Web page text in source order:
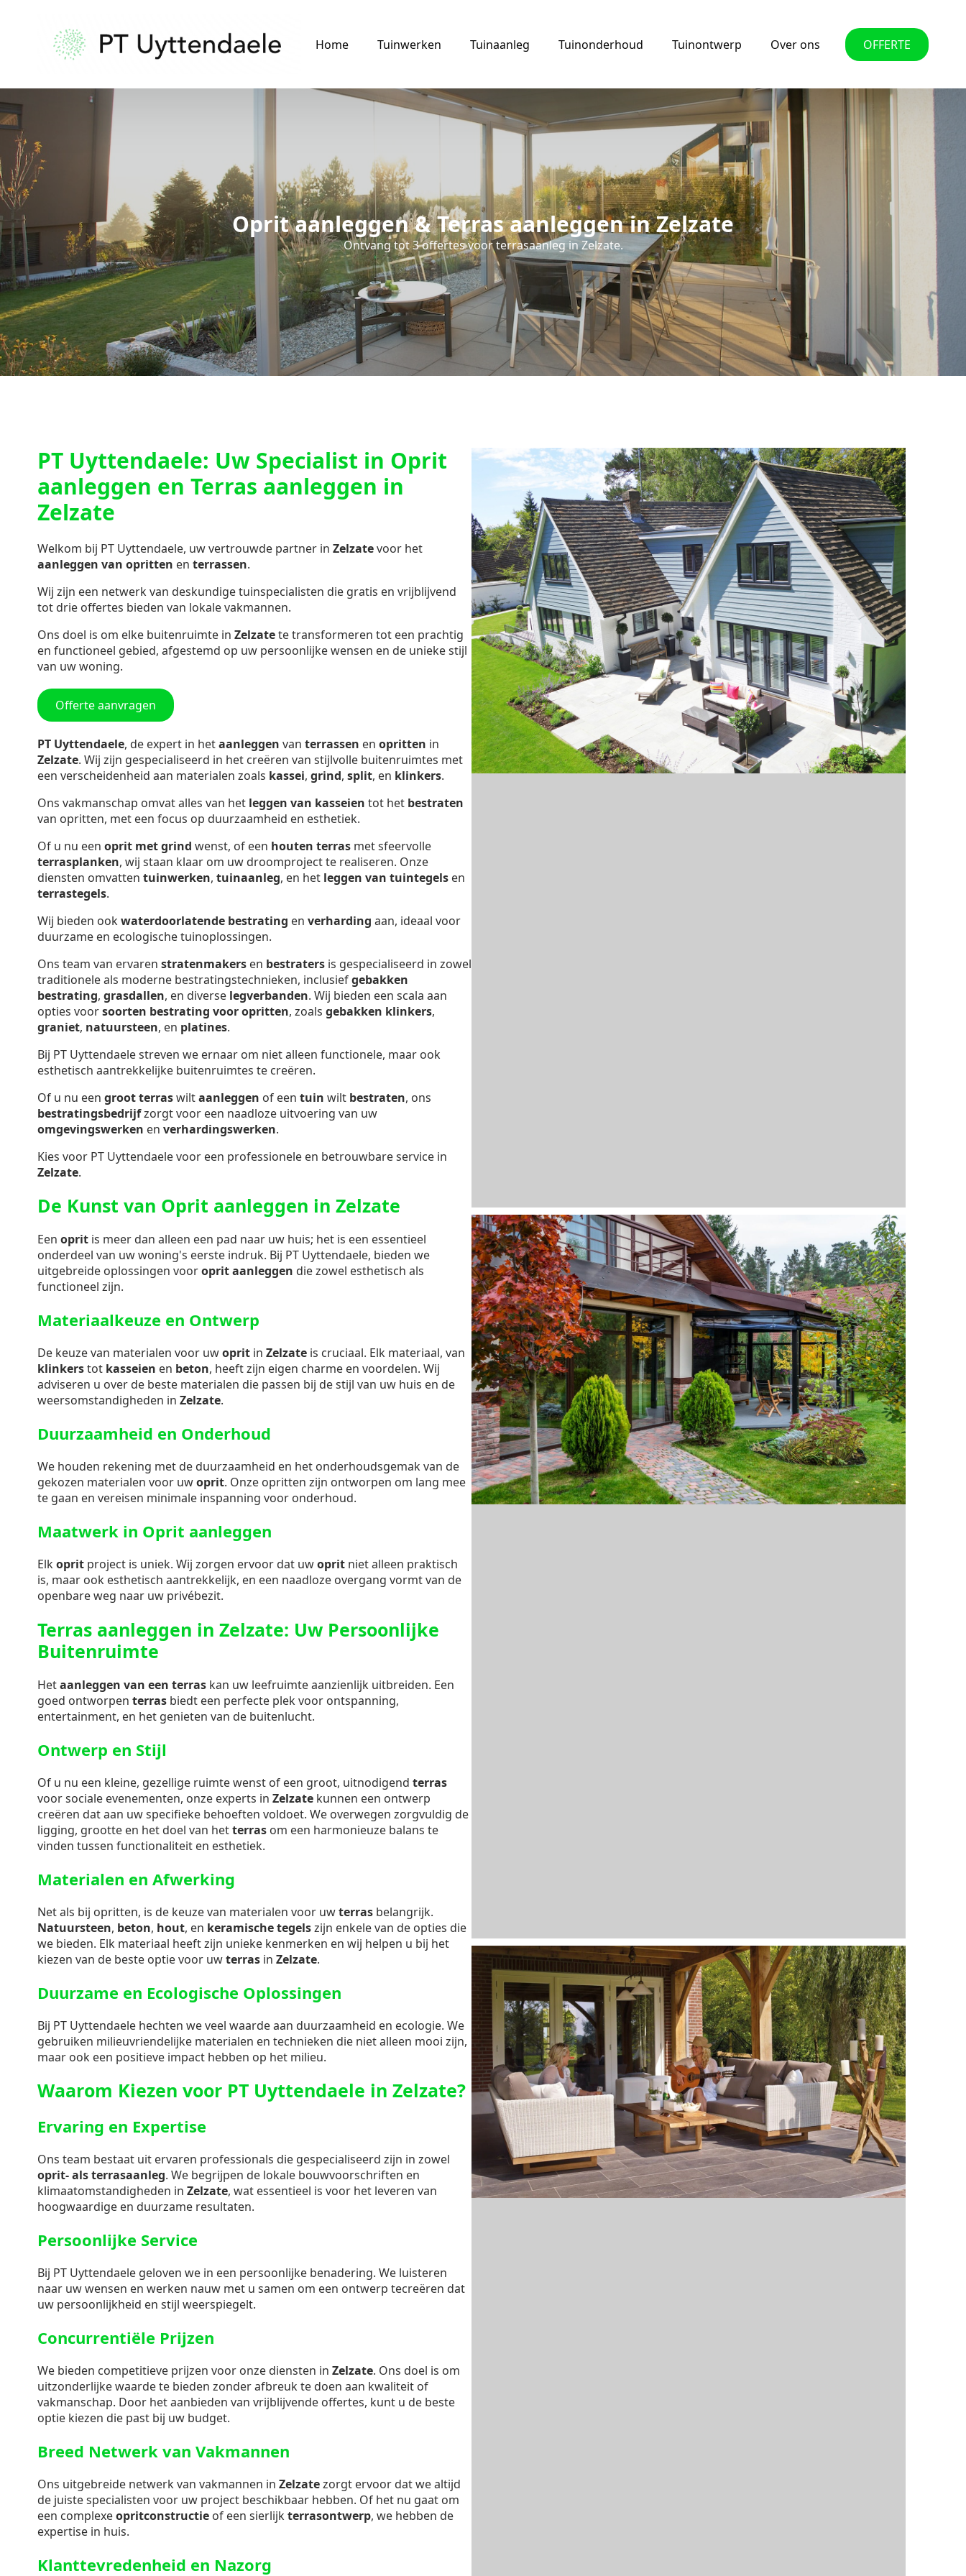
Home Tuinwerken Tuinaanleg Tuinonderhoud Tuinontwerp Over ons OFFERTE
Oprit aanleggen & Terras aanleggen in Zelzate
Ontvang tot 3 offertes voor terrasaanleg in Zelzate.
PT Uyttendaele: Uw Specialist in Oprit
aanleggen en Terras aanleggen in
Zelzate
Welkom bij PT Uyttendaele, uw vertrouwde partner in Zelzatevoor het
aanleggen van opritten en terrassen.
Wij zijn een netwerk van deskundige tuinspecialisten die gratis en vrijblijvend
tot drie offertes bieden van lokale vakmannen.
Ons doel is om elke buitenruimte in Zelzatete transformeren tot een prachtig
en functioneel gebied, afgestemd op uw persoonlijke wensen en de unieke stijl
van uw woning.
Offerte aanvragen
PT Uyttendaele, de expert in hetaanleggen van terrassen en opritten in
Zelzate. Wij zijn gespecialiseerd in het creëren van stijlvolle buitenruimtes met
een verscheidenheid aan materialen zoals kassei, grind, split, en klinkers.
Ons vakmanschap omvat alles van het leggen van kasseien tot het bestraten
van opritten, met een focus op duurzaamheid en esthetiek.
Of u nu een oprit met grind wenst, of een houten terras met sfeervolle
terrasplanken, wij staan klaar om uw droomproject te realiseren. Onze
diensten omvatten tuinwerken, tuinaanleg, en het leggen van tuintegels en
terrastegels.
Wij bieden ookwaterdoorlatende bestrating en verharding aan, ideaal voor
duurzame en ecologische tuinoplossingen.
Ons team van ervaren stratenmakers en bestraters is gespecialiseerd in zowel
traditionele als moderne bestratingstechnieken, inclusiefgebakken
bestrating, grasdallen, en diverse legverbanden. Wij bieden een scala aan
opties voorsoorten bestrating voor opritten, zoals gebakken klinkers,
graniet, natuursteen, en platines.
Bij PT Uyttendaele streven we ernaar om niet alleen functionele, maar ook
esthetisch aantrekkelijke buitenruimtes te creëren.
Of u nu een groot terraswiltaanleggen of een tuin wilt bestraten, ons
bestratingsbedrijfzorgt voor een naadloze uitvoering van uw
omgevingswerken en verhardingswerken.
Kies voor PT Uyttendaele voor een professionele en betrouwbare service in
Zelzate.
De Kunst van Oprit aanleggen in Zelzate
Een oprit is meer dan alleen een pad naar uw huis; het is een essentieel
onderdeel van uw woning's eerste indruk. Bij PT Uyttendaele, bieden we
uitgebreide oplossingen vooroprit aanleggen die zowel esthetisch als
functioneel zijn.
Materiaalkeuze en Ontwerp
De keuze van materialen voor uwoprit in Zelzate is cruciaal. Elk materiaal, van
klinkerstot kasseien en beton, heeft zijn eigen charme en voordelen. Wij
adviseren u over de beste materialen die passen bij de stijl van uw huis en de
weersomstandigheden in Zelzate.
Duurzaamheid en Onderhoud
We houden rekening met de duurzaamheid en het onderhoudsgemak van de
gekozen materialen voor uwoprit. Onze opritten zijn ontworpen om lang mee
te gaan en vereisen minimale inspanning voor onderhoud.
Maatwerk in Oprit aanleggen
Elkoprit project is uniek. Wij zorgen ervoor dat uwoprit niet alleen praktisch
is, maar ook esthetisch aantrekkelijk, en een naadloze overgang vormt van de
openbare weg naar uw privébezit.
Terras aanleggen in Zelzate: Uw Persoonlijke
Buitenruimte
Hetaanleggen van een terras kan uw leefruimte aanzienlijk uitbreiden. Een
goed ontworpen terras biedt een perfecte plek voor ontspanning,
entertainment, en het genieten van de buitenlucht.
Ontwerp en Stijl
Of u nu een kleine, gezellige ruimte wenst of een groot, uitnodigend terras
voor sociale evenementen, onze experts in Zelzate kunnen een ontwerp
creëren dat aan uw specifieke behoeften voldoet. We overwegen zorgvuldig de
ligging, grootte en het doel van hetterras om een harmonieuze balans te
vinden tussen functionaliteit en esthetiek.
Materialen en Afwerking
Net als bij opritten, is de keuze van materialen voor uwterras belangrijk.
Natuursteen, beton, hout, en keramische tegelszijn enkele van de opties die
we bieden. Elk materiaal heeft zijn unieke kenmerken en wij helpen u bij het
kiezen van de beste optie voor uwterras in Zelzate.
Duurzame en Ecologische Oplossingen
Bij PT Uyttendaele hechten we veel waarde aan duurzaamheid en ecologie. We
gebruiken milieuvriendelijke materialen en technieken die niet alleen mooi zijn,
maar ook een positieve impact hebben op het milieu.
Waarom Kiezen voor PT Uyttendaele in Zelzate?
Ervaring en Expertise
Ons team bestaat uit ervaren professionals die gespecialiseerd zijn in zowel
oprit- als terrasaanleg. We begrijpen de lokale bouwvoorschriften en
klimaatomstandigheden in Zelzate, wat essentieel is voor het leveren van
hoogwaardige en duurzame resultaten.
Persoonlijke Service
Bij PT Uyttendaele geloven we in een persoonlijke benadering. We luisteren
naar uw wensen en werken nauw met u samen om een ontwerp tecreëren dat
uw persoonlijkheid en stijl weerspiegelt.
Concurrentiële Prijzen
We bieden competitieve prijzen voor onze diensten in Zelzate. Ons doel is om
uitzonderlijke waarde te bieden zonder afbreuk te doen aan kwaliteit of
vakmanschap. Door het aanbieden van vrijblijvende offertes, kunt u de beste
optie kiezen die past bij uw budget.
Breed Netwerk van Vakmannen
Ons uitgebreide netwerk van vakmannen in Zelzatezorgt ervoor dat we altijd
de juiste specialisten voor uw project beschikbaar hebben. Of het nu gaat om
een complexeopritconstructie of een sierlijkterrasontwerp, we hebben de
expertise in huis.
Klanttevredenheid en Nazorg